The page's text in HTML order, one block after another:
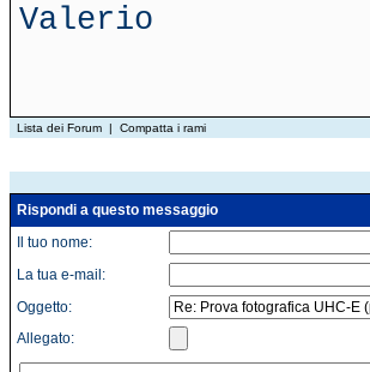
Valerio
Lista dei Forum | Compatta i rami
Rispondi a questo messaggio
Il tuo nome:
La tua e-mail:
Oggetto:
Allegato: